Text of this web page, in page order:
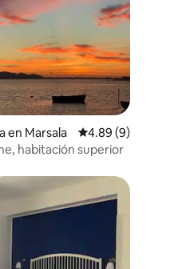
10 reseñas
en Marsala Calificación
4.89 (9)
habitación superior